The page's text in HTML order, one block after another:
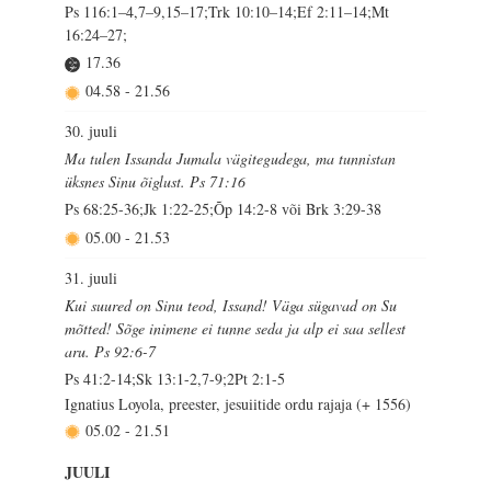
Ps 116:1–4,7–9,15–17;Trk 10:10–14;Ef 2:11–14;Mt
16:24–27;
17.36
04.58 - 21.56
30. juuli
Ma tulen Issanda Jumala vägitegudega, ma tunnistan
üksnes Sinu õiglust. Ps 71:16
Ps 68:25-36;Jk 1:22-25;Õp 14:2-8 või Brk 3:29-38
05.00 - 21.53
31. juuli
Kui suured on Sinu teod, Issand! Väga sügavad on Su
mõtted! Sõge inimene ei tunne seda ja alp ei saa sellest
aru. Ps 92:6-7
Ps 41:2-14;Sk 13:1-2,7-9;2Pt 2:1-5
Ignatius Loyola, preester, jesuiitide ordu rajaja (+ 1556)
05.02 - 21.51
JUULI